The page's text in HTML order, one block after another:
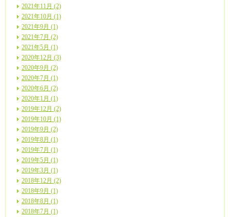
2021年11月 (2)
2021年10月 (1)
2021年9月 (1)
2021年7月 (2)
2021年5月 (1)
2020年12月 (3)
2020年9月 (2)
2020年7月 (1)
2020年6月 (2)
2020年1月 (1)
2019年12月 (2)
2019年10月 (1)
2019年9月 (2)
2019年8月 (1)
2019年7月 (1)
2019年5月 (1)
2019年3月 (1)
2018年12月 (2)
2018年9月 (1)
2018年8月 (1)
2018年7月 (1)